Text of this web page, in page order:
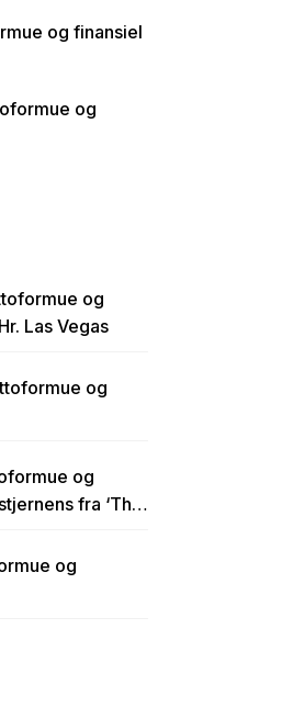
og finansiel
og
og
Las Vegas
og
og
fra ‘The
og